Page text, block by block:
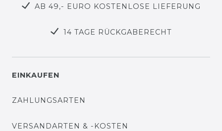
AB 49,- EURO KOSTENLOSE LIEFERUNG
14 TAGE RÜCKGABERECHT
EINKAUFEN
ZAHLUNGSARTEN
VERSANDARTEN & -KOSTEN